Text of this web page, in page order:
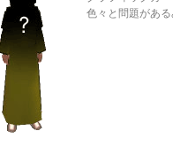
色々と問題があ